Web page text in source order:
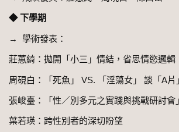
◆ 下學期
→ 學術發表：
莊蕙綺：拋開「小三」情結，省思情慾邏輯
周硯白：「死魚」 VS. 「淫蕩女」 談「A
張峻臺：「性／別多元之實踐與挑戰研討會
葉若瑛：跨性別者的深切盼望